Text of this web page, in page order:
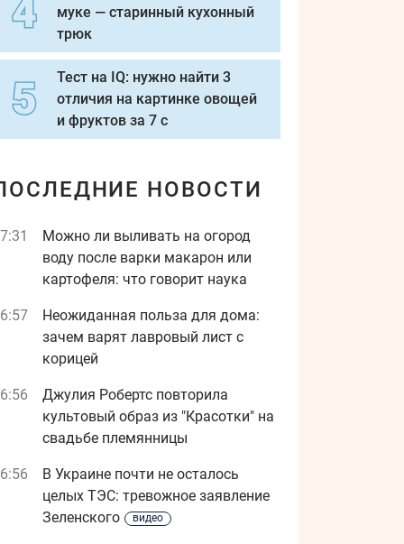
муке — старинный кухонный
трюк
Тест на IQ: нужно найти 3
отличия на картинке овощей
и фруктов за 7 с
НОВОСТИ
Можно ли выливать на огород
воду после варки макарон или
картофеля: что говорит наука
Неожиданная польза для дома:
зачем варят лавровый лист с
корицей
Джулия Робертс повторила
культовый образ из "Красотки" на
свадьбе племянницы
В Украине почти не осталось
целых ТЭС: тревожное заявление
Зеленского
видео